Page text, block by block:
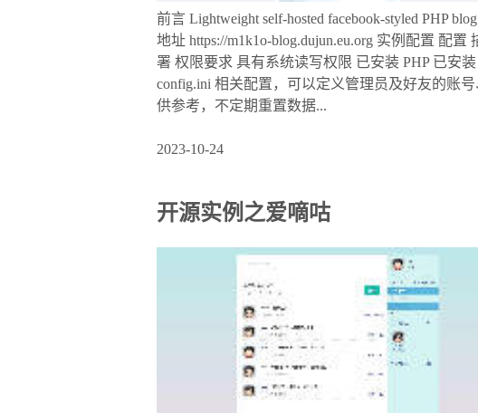
前言 Lightweight self-hosted facebook-styled PHP
地址 https://m1k1o-blog.dujun.eu.org 实例配置 配
署 权限要求 具有系统读写权限 已安装 PHP 已安
config.ini 相关配置，可以定义管理员及好友的账
供参考，不定期重置数据...
2023-10-24
开源实例之爱嘀咕